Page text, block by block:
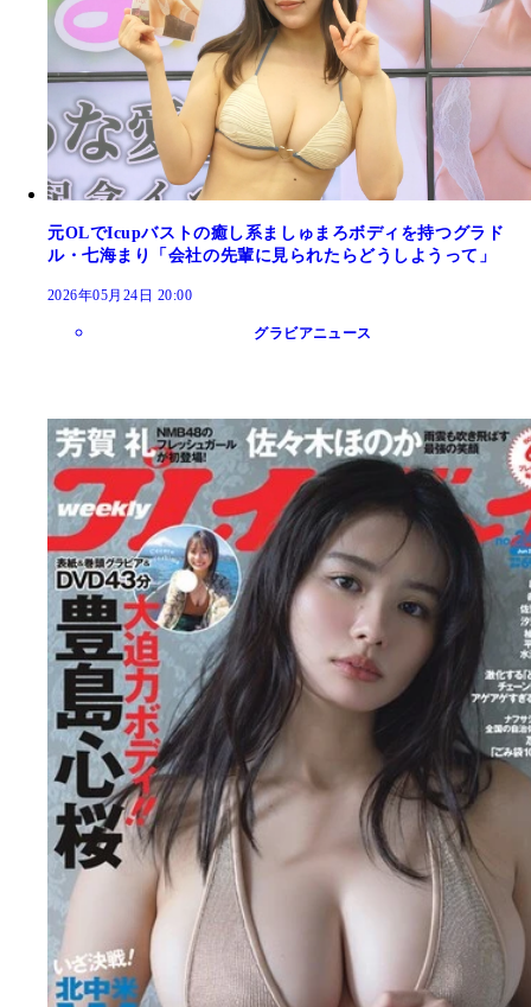
元OLでIcupバストの癒し系ましゅまろボディを持つグラド
ル・七海まり「会社の先輩に見られたらどうしようって」
2026年05月24日 20:00
グラビアニュース